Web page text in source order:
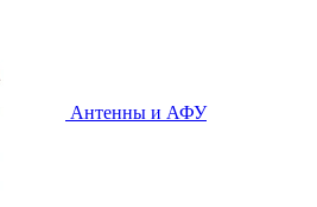
Антенны и АФУ